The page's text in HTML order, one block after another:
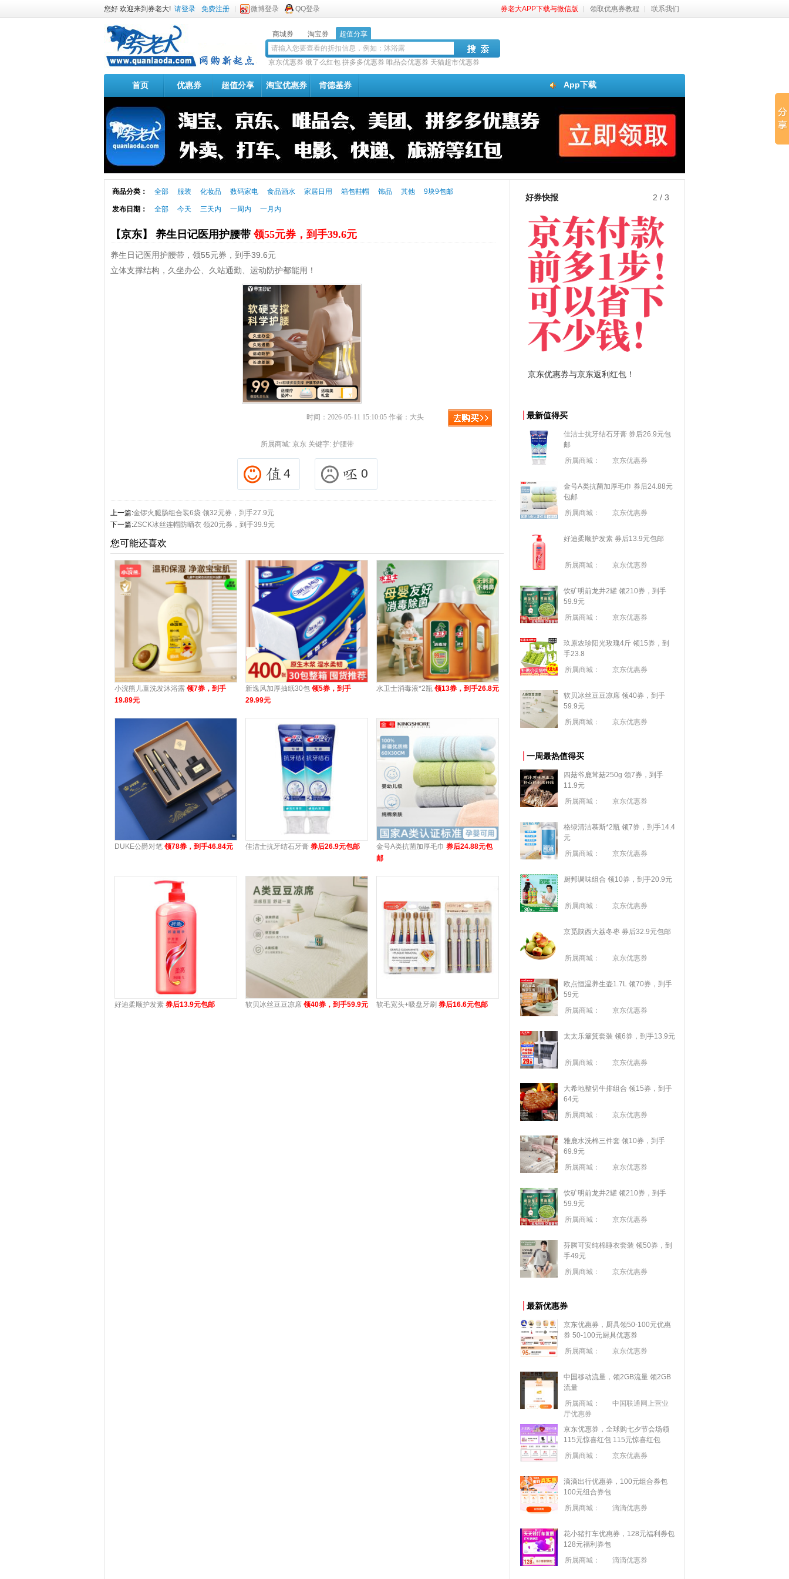
您好 欢迎来到券老大! 请登录 免费注册 微博登录 QQ登录 券老大APP下载与微信版 领取优惠券教程 联系我们
商城券 淘宝券 超值分享
京东优惠券 饿了么红包 拼多多优惠券 唯品会优惠券 天猫超市优惠券
App下载
首页 优惠券 超值分享 淘宝优惠券 肯德基券
商品分类： 全部 服装 化妆品 数码家电 食品酒水 家居日用 箱包鞋帽 饰品 其他 9块9包邮
发布日期： 全部 今天 三天内 一周内 一月内
【京东】 养生日记医用护腰带领55元券，到手39.6元
养生日记医用护腰带，领55元券，到手39.6元
立体支撑结构，久坐办公、久站通勤、运动防护都能用！
时间：2026-05-11 15:10:05 作者：大头
所属商城: 京东关键字: 护腰带
4 0
上一篇:金锣火腿肠组合装6袋 领32元券，到手27.9元
下一篇:ZSCK冰丝连帽防晒衣 领20元券，到手39.9元
您可能还喜欢
小浣熊儿童洗发沐浴露 领7券，到手
19.89元
新逸风加厚抽纸30包 领5券，到手
29.99元
水卫士消毒液*2瓶 领13券，到手26.8元
DUKE公爵对笔 领78券，到手46.84元 佳洁士抗牙结石牙膏 券后26.9元包邮 金号A类抗菌加厚毛巾 券后24.88元包
邮
好迪柔顺护发素 券后13.9元包邮 软贝冰丝豆豆凉席 领40券，到手59.9元 软毛宽头+吸盘牙刷 券后16.6元包邮
好券快报 3 / 3
淘宝优惠券+淘宝返利 京东优惠券与京东返利红包！ 拼多多优惠券+拼多多返利
最新值得买
佳洁士抗牙结石牙膏 券后26.9元包
邮
所属商城：
京东优惠券
金号A类抗菌加厚毛巾 券后24.88元
包邮
所属商城：
京东优惠券
好迪柔顺护发素 券后13.9元包邮
所属商城： 京东优惠券
饮矿明前龙井2罐 领210券，到手
59.9元
所属商城：
京东优惠券
玖原农珍阳光玫瑰4斤 领15券，到
手23.8
所属商城：
京东优惠券
软贝冰丝豆豆凉席 领40券，到手
59.9元
所属商城：
京东优惠券
一周最热值得买
四菇爷鹿茸菇250g 领7券，到手
11.9元
所属商城：
京东优惠券
格绿清洁慕斯*2瓶 领7券，到手14.4
元
所属商城：
京东优惠券
厨邦调味组合 领10券，到手20.9元
所属商城： 京东优惠券
京觅陕西大荔冬枣 券后32.9元包邮
所属商城： 京东优惠券
欧点恒温养生壶1.7L 领70券，到手
59元
所属商城：
京东优惠券
太太乐簸箕套装 领6券，到手13.9元
所属商城： 京东优惠券
大希地整切牛排组合 领15券，到手
64元
所属商城：
京东优惠券
雅鹿水洗棉三件套 领10券，到手
69.9元
所属商城：
京东优惠券
饮矿明前龙井2罐 领210券，到手
59.9元
所属商城：
京东优惠券
芬腾可安纯棉睡衣套装 领50券，到
手49元
所属商城：
京东优惠券
最新优惠券
京东优惠券，厨具领50-100元优惠
券 50-100元厨具优惠券
所属商城：
京东优惠券
中国移动流量，领2GB流量 领2GB
流量
所属商城：
中国联通网上营业
厅优惠券
京东优惠券，全球购七夕节会场领
115元惊喜红包 115元惊喜红包
所属商城：
京东优惠券
滴滴出行优惠券，100元组合券包
100元组合券包
所属商城：
滴滴优惠券
花小猪打车优惠券，128元福利券包
128元福利券包
所属商城：
滴滴优惠券